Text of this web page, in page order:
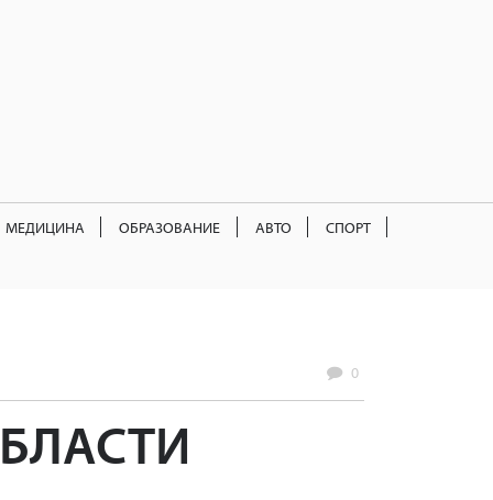
МЕДИЦИНА ОБРАЗОВАНИЕ АВТО СПОРТ
0